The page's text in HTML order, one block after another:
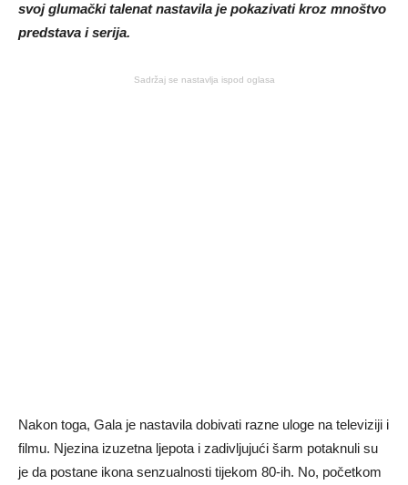
svoj glumački talenat nastavila je pokazivati kroz mnoštvo
predstava i serija.
Sadržaj se nastavlja ispod oglasa
Nakon toga, Gala je nastavila dobivati ​​razne uloge na televiziji i
filmu. Njezina izuzetna ljepota i zadivljujući šarm potaknuli su
je da postane ikona senzualnosti tijekom 80-ih. No, početkom